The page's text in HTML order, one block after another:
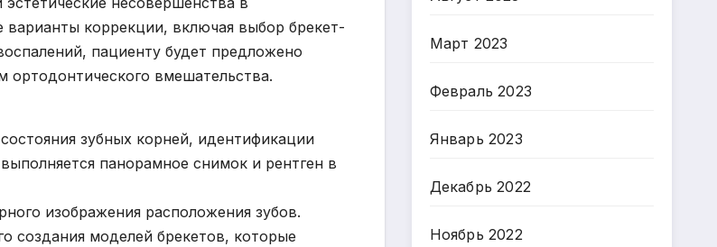
коррекции, включая выбор брекет-
пациенту будет предложено
ортодонтического вмешательства.
зубных корней, идентификации
панорамное снимок и рентген в
изображения расположения зубов.
создания моделей брекетов, которые
Март 2023
Февраль 2023
Январь 2023
Декабрь 2022
Ноябрь 2022